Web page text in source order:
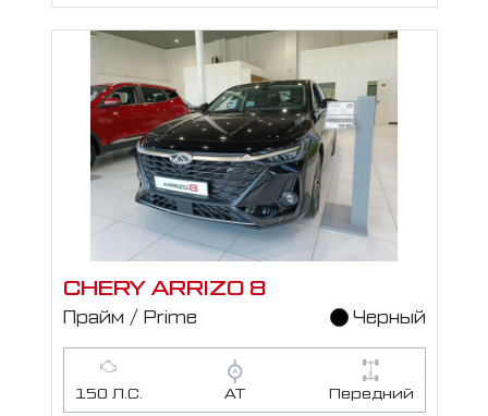
CHERY ARRIZO 8
Прайм / Prime Черный
150 Л.С. АТ Передний